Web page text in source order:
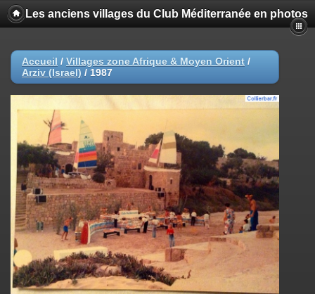
Les anciens villages du Club Méditerranée en photos
Accueil / Villages zone Afrique & Moyen Orient /
Arziv (Israel) / 1987